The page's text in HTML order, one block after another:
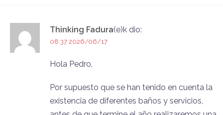
Thinking Fadura(e)k dio:
08:37 2026/06/17
Hola Pedro,
Por supuesto que se han tenido en cuenta la
existencia de diferentes baños y servicios,